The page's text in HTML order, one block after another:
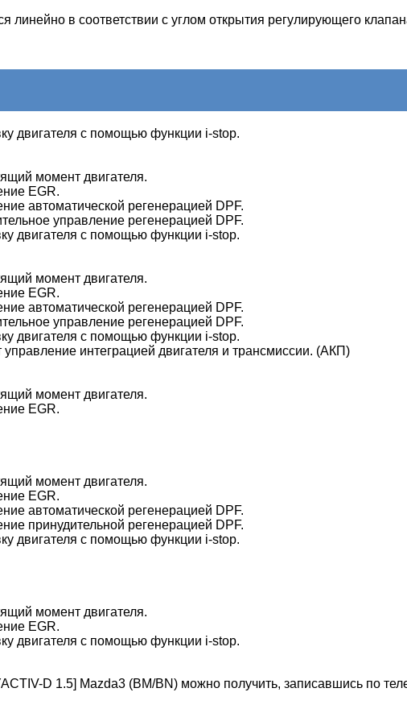
линейно в соответствии с углом открытия регулирующего
двигателя с помощью функции i-stop.
момент двигателя.
EGR.
автоматической регенерацией DPF.
управление регенерацией DPF.
двигателя с помощью функции i-stop.
момент двигателя.
EGR.
автоматической регенерацией DPF.
управление регенерацией DPF.
двигателя с помощью функции i-stop.
управление интеграцией двигателя и трансмиссии. (AКП)
момент двигателя.
EGR.
момент двигателя.
EGR.
автоматической регенерацией DPF.
принудительной регенерацией DPF.
двигателя с помощью функции i-stop.
момент двигателя.
EGR.
двигателя с помощью функции i-stop.
D 1.5] Mazda3 (BM/BN) можно получить, записавшись по